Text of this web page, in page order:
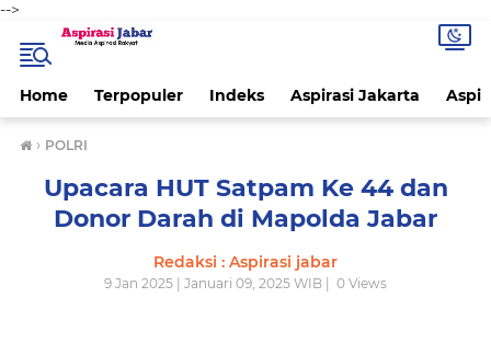
-->
Home Terpopuler Indeks Aspirasi Jakarta
› POLRI
Upacara HUT Satpam Ke 44 dan
Donor Darah di Mapolda Jabar
Redaksi : Aspirasi jabar
9 Jan 2025 | Januari 09, 2025 WIB | 0 Views